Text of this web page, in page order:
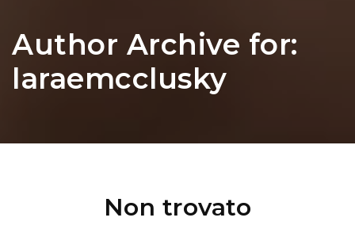
Author Archive for:
laraemcclusky
Non trovato